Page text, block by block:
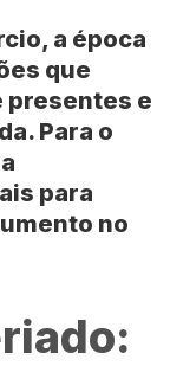
a época
que
presentes e
Para o
para
no